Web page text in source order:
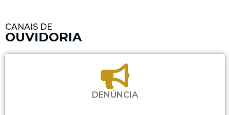
CANAIS DE
OUVIDORIA
DENÚNCIA